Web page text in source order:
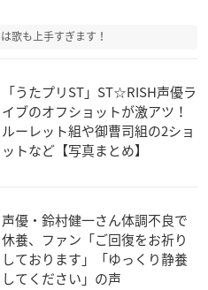
Fate/Grand
聖円卓領域
ト- 前編W
銀河英雄伝説 Die Ne
ue These 星乱 第3章
ヤン・ウェンリー
歌も上手すぎます！
「うたプリST」ST☆RISH声優ラ
イブのオフショットが激アツ！
ルーレット組や御曹司組の2ショ
ットなど【写真まとめ】
声優・鈴村健一さん体調不良で
休養、ファン「ご回復をお祈り
しております」「ゆっくり静養
してください」の声